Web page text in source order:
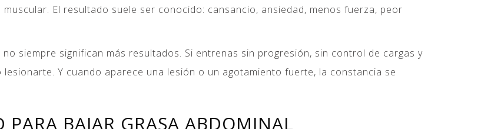
El resultado suele ser conocido: cansancio, ansiedad, menos fuerza, peor
siempre significan más resultados. Si entrenas sin progresión, sin control de cargas y
Y cuando aparece una lesión o un agotamiento fuerte, la constancia se
PARA BAJAR GRASA ABDOMINAL